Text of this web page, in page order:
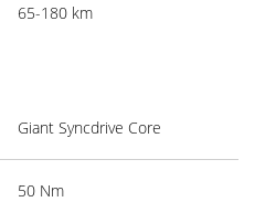
65-180 km
Giant Syncdrive Core
50 Nm